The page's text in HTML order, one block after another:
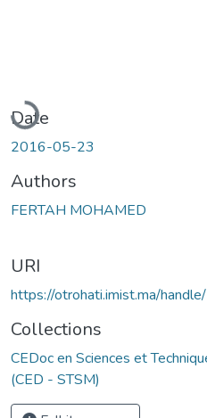
Loading...
Date
2016-05-23
Authors
FERTAH MOHAMED
URI
https://otrohati.imist.ma/
Collections
CEDoc en Sciences et
(CED - STSM)